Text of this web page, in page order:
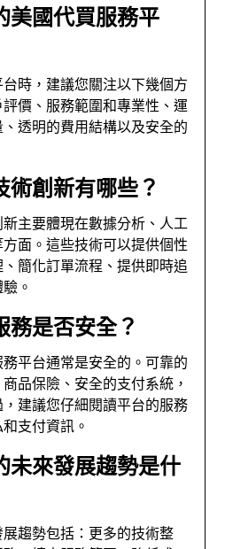
美國代買服務平
時，建議您關注以下幾個方
價、服務範圍和專業性、運
透明的費用結構以及安全的
術創新有哪些？
主要體現在數據分析、人工
面。這些技術可以提供個性
簡化訂單流程、提供即時追
。
務是否安全？
平台通常是安全的。可靠的
品保險、安全的支付系統，
建議您仔細閱讀平台的服務
支付資訊。
未來發展趨勢是什
趨勢包括：更多的技術整